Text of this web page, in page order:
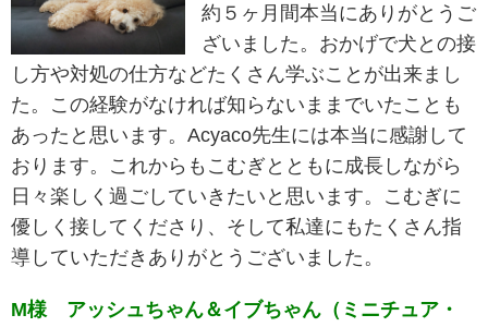
約５ヶ月間本当にありがとうご
ざいました。おかげで犬との接
し方や対処の仕方などたくさん学ぶことが出来まし
た。この経験がなければ知らないままでいたことも
あったと思います。Acyaco先生には本当に感謝して
おります。これからもこむぎとともに成長しながら
日々楽しく過ごしていきたいと思います。こむぎに
優しく接してくださり、そして私達にもたくさん指
導していただきありがとうございました。
M様 アッシュちゃん＆イブちゃん（ミニチュア・